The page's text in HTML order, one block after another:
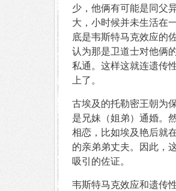
少，他俩有可能是同父
大，小时候并未生活在
底是韦斯特马克效应的
认为那是卫道士对他俩
私通。这样这就连遗传
上了。
古埃及的托勒密王朝为
是兄妹（姐弟）通婚。
相恋，比如埃及艳后就
的亲弟弟丈夫。因此，
吸引的佐证。
韦斯特马克效应和遗传